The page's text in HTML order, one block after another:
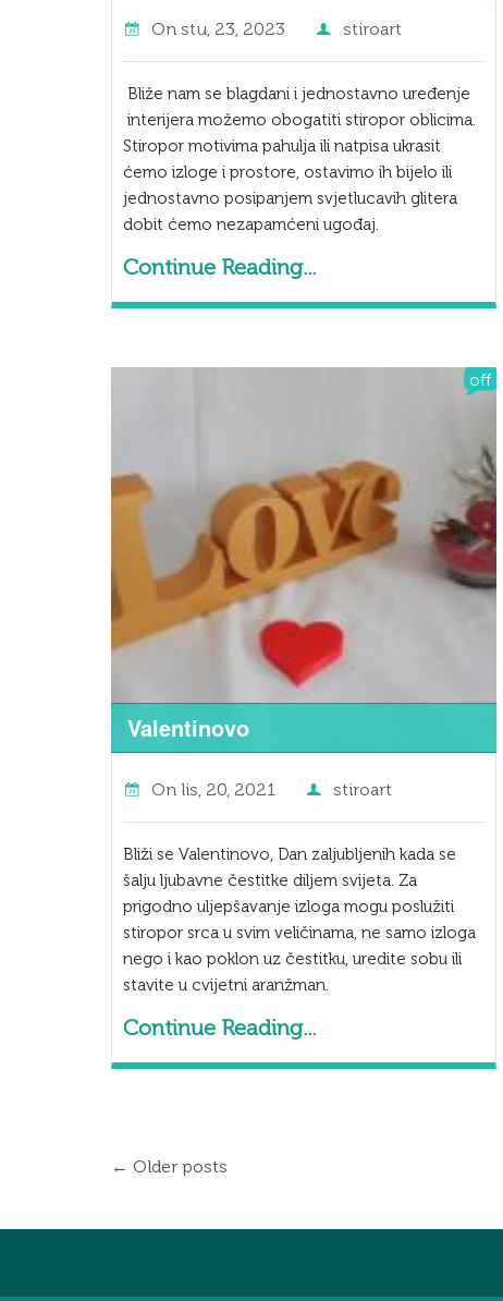
On stu, 23, 2023 stiroart
Bliže nam se blagdani i jednostavno uređenje
interijera možemo obogatiti stiropor oblicima.
Stiropor motivima pahulja ili natpisa ukrasit
ćemo izloge i prostore, ostavimo ih bijelo ili
jednostavno posipanjem svjetlucavih glitera
dobit ćemo nezapamćeni ugođaj.
Continue Reading...
Valentinovo
off
On lis, 20, 2021 stiroart
Bliži se Valentinovo, Dan zaljubljenih kada se
šalju ljubavne čestitke diljem svijeta. Za
prigodno uljepšavanje izloga mogu poslužiti
stiropor srca u svim veličinama, ne samo izloga
nego i kao poklon uz čestitku, uredite sobu ili
stavite u cvijetni aranžman.
Continue Reading...
← Older posts